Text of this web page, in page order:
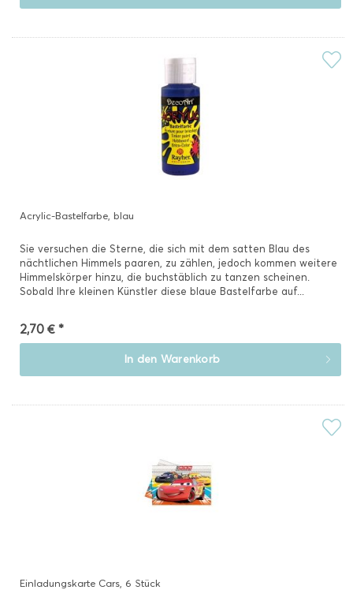
Acrylic-Bastelfarbe, blau
Sie versuchen die Sterne, die sich mit dem satten Blau des
nächtlichen Himmels paaren, zu zählen, jedoch kommen weitere
Himmelskörper hinzu, die buchstäblich zu tanzen scheinen.
Sobald Ihre kleinen Künstler diese blaue Bastelfarbe auf...
2,70 € *
In den Warenkorb
Einladungskarte Cars, 6 Stück